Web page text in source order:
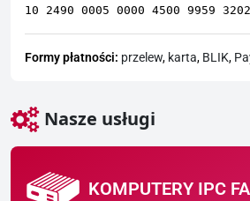
10 2490 0005 0000 4500 9959 3202
Formy płatności: przelew, karta, BLIK,
Nasze usługi
KOMPUTERY IPC